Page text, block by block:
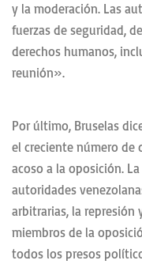
y la moderación. Las
fuerzas de seguridad,
derechos humanos,
reunión».
Por último, Bruselas
el creciente número de
acoso a la oposición.
autoridades
arbitrarias, la
miembros de la
todos los presos